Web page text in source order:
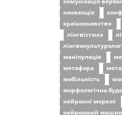
конвенція
країнознавство
лінгвістика
маніпуляція
метафора
мобільність
морфологічна
нейронні мережі
нейронний